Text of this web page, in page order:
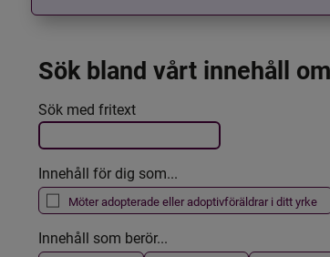
Sök bland vårt innehåll
Filtrera resultatet
Det här formuläret postas automatiskt
Sök med fritext
Innehåll för dig som...
Möter adopterade eller adoptivföräldrar i ditt yrke
Innehåll som berör...